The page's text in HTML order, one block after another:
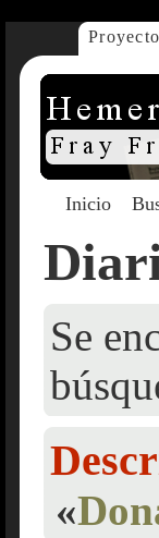
Proyecto
Inicio
Se
«